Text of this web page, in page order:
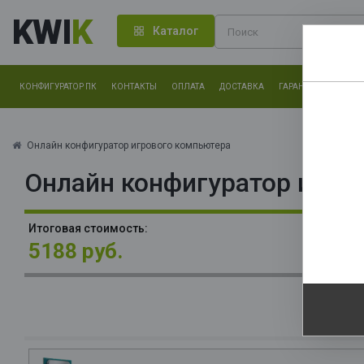
KWIK Каталог
КОНФИГУРАТОР ПК КОНТАКТЫ ОПЛАТА ДОСТАВКА ГАРАНТИЯ
Онлайн конфигуратор игрового компьютера
Онлайн конфигуратор
Итоговая стоимость:
5188 руб.